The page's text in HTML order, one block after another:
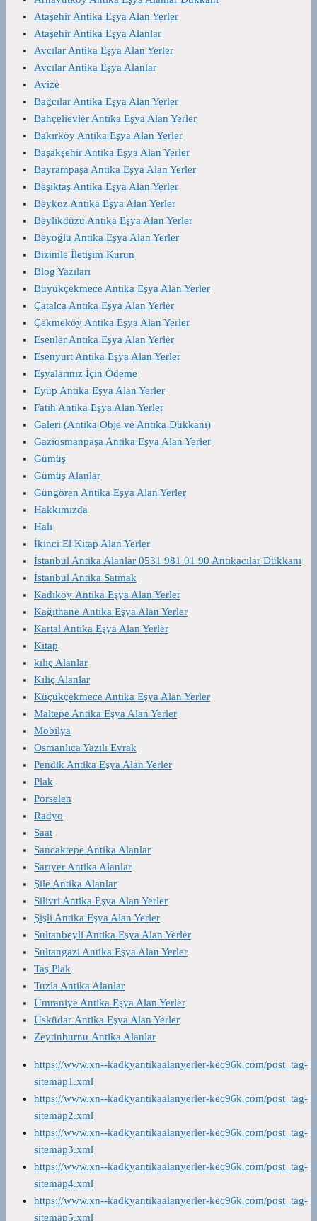
Ataşehir Antika Eşya Alan Yerler
Ataşehir Antika Eşya Alanlar
Avcılar Antika Eşya Alan Yerler
Avcılar Antika Eşya Alanlar
Avize
Bağcılar Antika Eşya Alan Yerler
Bahçelievler Antika Eşya Alan Yerler
Bakırköy Antika Eşya Alan Yerler
Başakşehir Antika Eşya Alan Yerler
Bayrampaşa Antika Eşya Alan Yerler
Beşiktaş Antika Eşya Alan Yerler
Beykoz Antika Eşya Alan Yerler
Beylikdüzü Antika Eşya Alan Yerler
Beyoğlu Antika Eşya Alan Yerler
Bizimle İletişim Kurun
Blog Yazıları
Büyükçekmece Antika Eşya Alan Yerler
Çatalca Antika Eşya Alan Yerler
Çekmeköy Antika Eşya Alan Yerler
Esenler Antika Eşya Alan Yerler
Esenyurt Antika Eşya Alan Yerler
Eşyalarınız İçin Ödeme
Eyüp Antika Eşya Alan Yerler
Fatih Antika Eşya Alan Yerler
Galeri (Antika Obje ve Antika Dükkanı)
Gaziosmanpaşa Antika Eşya Alan Yerler
Gümüş
Gümüş Alanlar
Güngören Antika Eşya Alan Yerler
Hakkımızda
Halı
İkinci El Kitap Alan Yerler
İstanbul Antika Alanlar 0531 981 01 90 Antikacılar Dükkanı
İstanbul Antika Satmak
Kadıköy Antika Eşya Alan Yerler
Kağıthane Antika Eşya Alan Yerler
Kartal Antika Eşya Alan Yerler
Kitap
kılıç Alanlar
Kılıç Alanlar
Küçükçekmece Antika Eşya Alan Yerler
Maltepe Antika Eşya Alan Yerler
Mobilya
Osmanlıca Yazılı Evrak
Pendik Antika Eşya Alan Yerler
Plak
Porselen
Radyo
Saat
Sancaktepe Antika Alanlar
Sarıyer Antika Alanlar
Şile Antika Alanlar
Silivri Antika Eşya Alan Yerler
Şişli Antika Eşya Alan Yerler
Sultanbeyli Antika Eşya Alan Yerler
Sultangazi Antika Eşya Alan Yerler
Taş Plak
Tuzla Antika Alanlar
Ümraniye Antika Eşya Alan Yerler
Üsküdar Antika Eşya Alan Yerler
Zeytinburnu Antika Alanlar
https://www.xn--kadkyantikaalanyerler-kec96k.com/post_tag-
sitemap1.xml
https://www.xn--kadkyantikaalanyerler-kec96k.com/post_tag-
sitemap2.xml
https://www.xn--kadkyantikaalanyerler-kec96k.com/post_tag-
sitemap3.xml
https://www.xn--kadkyantikaalanyerler-kec96k.com/post_tag-
sitemap4.xml
https://www.xn--kadkyantikaalanyerler-kec96k.com/post_tag-
sitemap5.xml